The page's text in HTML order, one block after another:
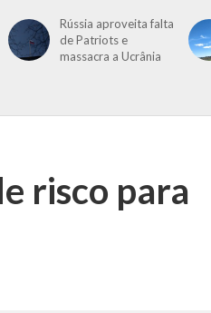
Rússia aproveita falta
de Patriots e
massacra a Ucrânia
risco para